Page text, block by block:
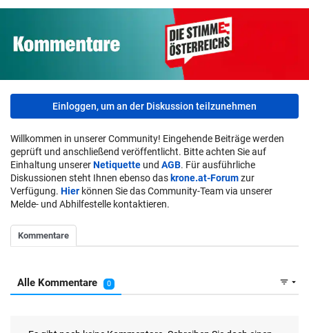
Einloggen, um an der Diskussion teilzunehmen
Willkommen in unserer Community! Eingehende Beiträge werden
geprüft und anschließend veröffentlicht. Bitte achten Sie auf
Einhaltung unsererNetiquette und AGB. Für ausführliche
Diskussionen steht Ihnen ebenso das krone.at-Forumzur
Verfügung. Hier können Sie das Community-Team via unserer
Melde- und Abhilfestelle kontaktieren.